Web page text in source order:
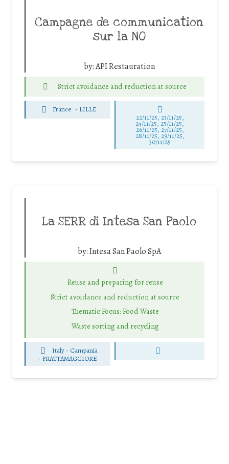
Campagne de communication
sur la NO
by:API Restauration
Strict avoidance and reduction at source
France - LILLE
22/11/25, 23/11/25,
24/11/25, 25/11/25,
26/11/25, 27/11/25,
28/11/25, 29/11/25,
30/11/25
La SERR di Intesa San Paolo
by:Intesa San Paolo SpA
Reuse and preparing for reuse
Strict avoidance and reduction at source
Thematic Focus: Food Waste
Waste sorting and recycling
Italy - Campania
- FRATTAMAGGIORE